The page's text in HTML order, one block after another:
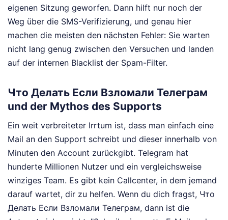
eigenen Sitzung geworfen. Dann hilft nur noch der
Weg über die SMS-Verifizierung, und genau hier
machen die meisten den nächsten Fehler: Sie warten
nicht lang genug zwischen den Versuchen und landen
auf der internen Blacklist der Spam-Filter.
Что Делать Если Взломали Телеграм
und der Mythos des Supports
Ein weit verbreiteter Irrtum ist, dass man einfach eine
Mail an den Support schreibt und dieser innerhalb von
Minuten den Account zurückgibt. Telegram hat
hunderte Millionen Nutzer und ein vergleichsweise
winziges Team. Es gibt kein Callcenter, in dem jemand
darauf wartet, dir zu helfen. Wenn du dich fragst, Что
Делать Если Взломали Телеграм, dann ist die